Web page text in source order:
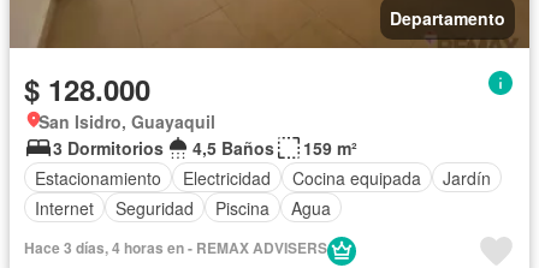
Departamento
$ 128.000
San Isidro, Guayaquil
3 Dormitorios
4,5 Baños
159 m²
Estacionamiento
Electricidad Cocina equipada
Jardín
Internet
Seguridad Piscina Agua
Hace 3 días, 4 horas en - REMAX ADVISERS